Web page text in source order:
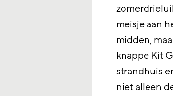
meisje aan
midden,
knappe Kit
strandhuis
niet alleen